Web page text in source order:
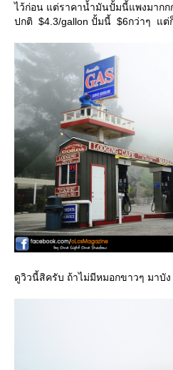
ไว้ก่อน แต่ราคาน้ำมันปั้มนี้แพงมากก
ปกติ $4.3/gallon ปั้มนี้ $6กว่าๆ แต่
ดูวิวนี้สิครับ ถ้าไม่มีหมอกขาวๆ มาบั